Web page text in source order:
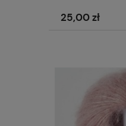
25,00 zł